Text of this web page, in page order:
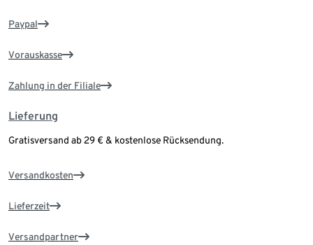
Paypal
Vorauskasse
Zahlung in der Filiale
Lieferung
Gratisversand ab 29 € & kostenlose Rücksendung.
Versandkosten
Lieferzeit
Versandpartner